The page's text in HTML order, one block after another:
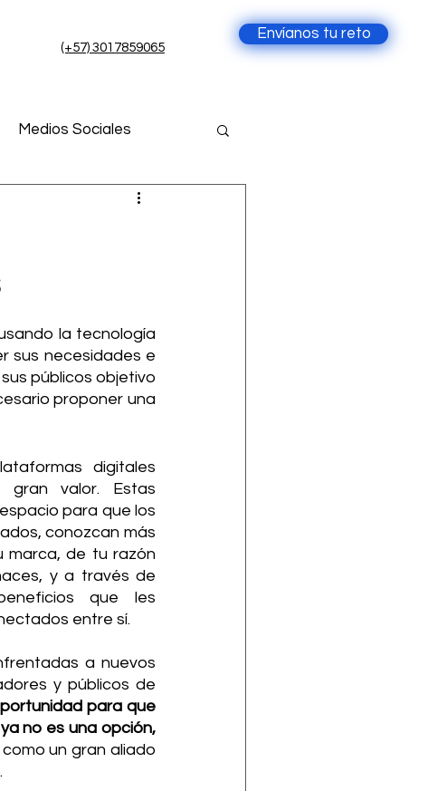
(+57) 3017859065
Envíanos tu reto
Medios Sociales
la tecnología
sus necesidades e
públicos objetivo
proponer una
digitales
gran valor. Estas
para que los
conozcan más
marca, de tu razón
y a través de
que les
entre sí.
a nuevos
y públicos de
para que
no es una opción,
un gran aliado